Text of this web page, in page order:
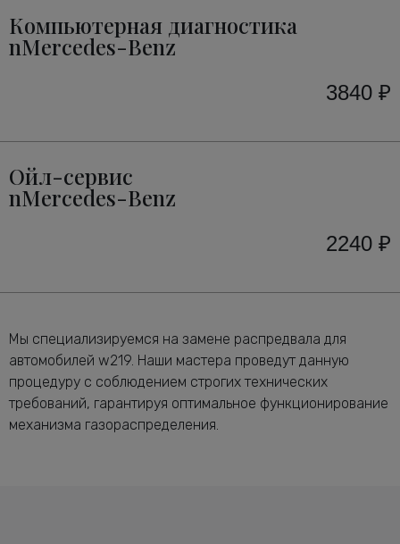
Компьютерная диагностика
nMercedes-Benz
3840 ₽
Ойл-сервис
nMercedes-Benz
2240 ₽
Мы специализируемся на замене распредвала для
автомобилей w219. Наши мастера проведут данную
процедуру с соблюдением строгих технических
требований, гарантируя оптимальное функционирование
механизма газораспределения.